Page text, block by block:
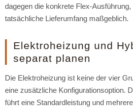
dagegen die konkrete Flex-
tatsächliche Lieferumfang maßgeblich.
Elektroheizung und
separat planen
Die Elektroheizung ist keine der vier
eine zusätzliche Konfigurationsoption.
führt eine Standardleistung und